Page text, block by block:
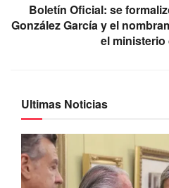
Boletín Oficial: se
González García y el
el ministerio
Ultimas Noticias